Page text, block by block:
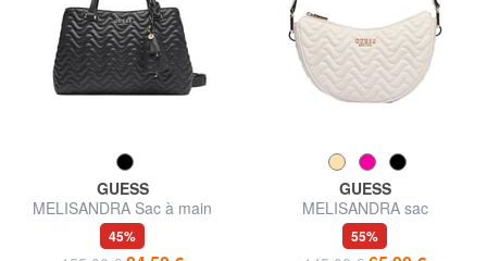
GUESS
MELISANDRA Sac à main
avec bandoulière
45%
GUESS
MELISANDRA sac
bandoulière
55%